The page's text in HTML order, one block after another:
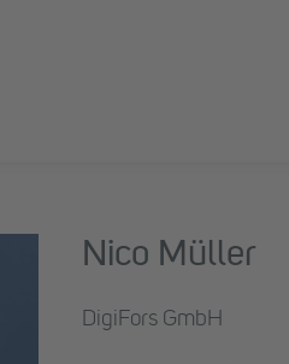
Nico Müller
DigiFors GmbH